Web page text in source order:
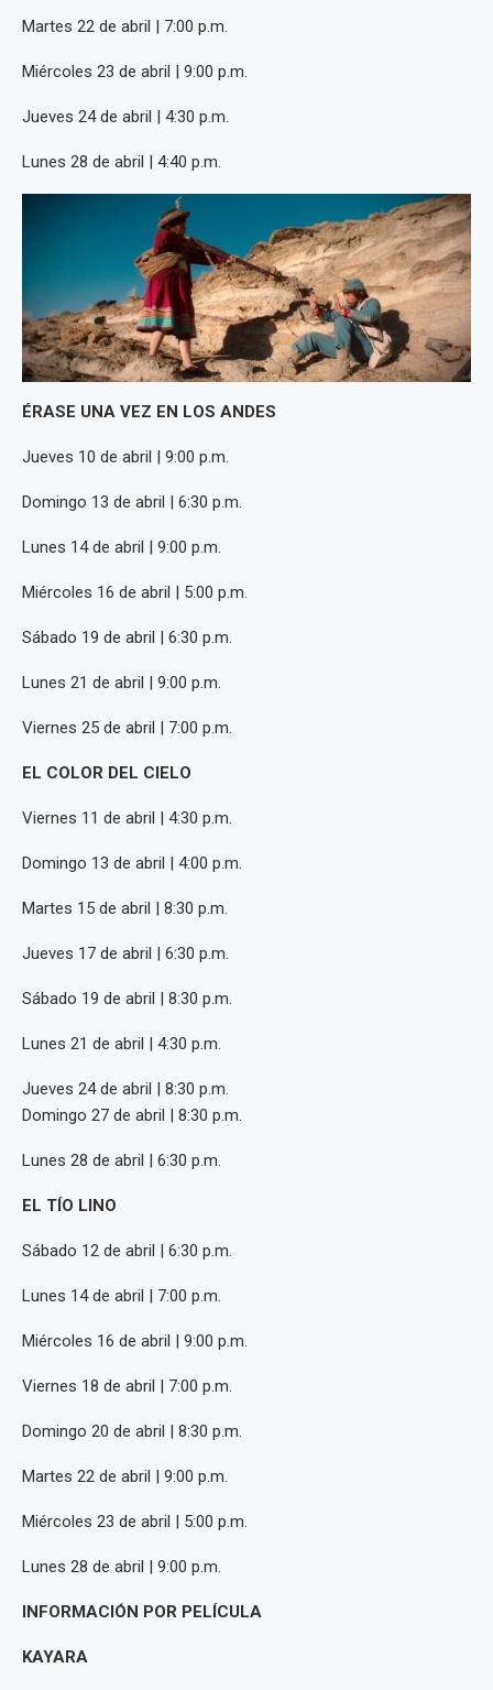
Martes 22 de abril | 7:00 p.m.
Miércoles 23 de abril | 9:00 p.m.
Jueves 24 de abril | 4:30 p.m.
Lunes 28 de abril | 4:40 p.m.
ÉRASE UNA VEZ EN LOS ANDES
Jueves 10 de abril | 9:00 p.m.
Domingo 13 de abril | 6:30 p.m.
Lunes 14 de abril | 9:00 p.m.
Miércoles 16 de abril | 5:00 p.m.
Sábado 19 de abril | 6:30 p.m.
Lunes 21 de abril | 9:00 p.m.
Viernes 25 de abril | 7:00 p.m.
EL COLOR DEL CIELO
Viernes 11 de abril | 4:30 p.m.
Domingo 13 de abril | 4:00 p.m.
Martes 15 de abril | 8:30 p.m.
Jueves 17 de abril | 6:30 p.m.
Sábado 19 de abril | 8:30 p.m.
Lunes 21 de abril | 4:30 p.m.
Jueves 24 de abril | 8:30 p.m.
Domingo 27 de abril | 8:30 p.m.
Lunes 28 de abril | 6:30 p.m.
EL TÍO LINO
Sábado 12 de abril | 6:30 p.m.
Lunes 14 de abril | 7:00 p.m.
Miércoles 16 de abril | 9:00 p.m.
Viernes 18 de abril | 7:00 p.m.
Domingo 20 de abril | 8:30 p.m.
Martes 22 de abril | 9:00 p.m.
Miércoles 23 de abril | 5:00 p.m.
Lunes 28 de abril | 9:00 p.m.
INFORMACIÓN POR PELÍCULA
KAYARA